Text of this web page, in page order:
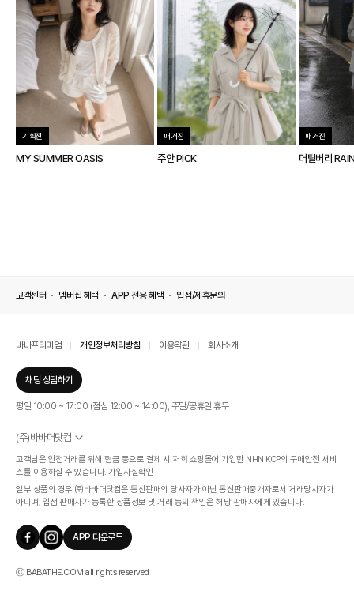
기획전
MY SUMMER OASIS
매거진
주안 PICK
매거진
더틸버리
고객센터 멤버십 혜택 APP 전용 혜택 입점/제휴문의
바바프리미엄 개인정보처리방침 이용약관 회사소개
채팅 상담하기
평일 10:00 ~ 17:00 (점심 12:00 ~ 14:00), 주말/공휴일 휴무
(주)바바더닷컴
서울특별시 서초구 신반포로 339, 논현빌딩 (대표이사 : 문인식)
사업자 등록번호 569-86-01308
통신판매업신고번호 제 2019 - 서울 서초 - 1268호
개인정보관리책임자 : 김효영
인증범위
온라인 쇼핑몰 서비스(바바더닷컴)
유효기간
2024.07.17 ~ 2027.07.16
고객님은 안전거래를 위해 현금 등으로 결제 시 저희 쇼핑몰에 가입한 NHN KCP의 구매안전 서비
스를 이용하실 수 있습니다. 가입사실확인
일부 상품의 경우 ㈜바바더닷컴은 통신판매의 당사자가 아닌 통신판매중개자로서 거래당사자가
아니며, 입점 판매사가 등록한 상품정보 및 거래 등의 책임은 해당 판매자에게 있습니다.
APP 다운로드
ⓒ BABATHE.COM all rights reserved